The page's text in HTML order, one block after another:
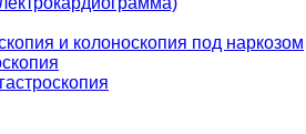
и колоноскопия под наркозом